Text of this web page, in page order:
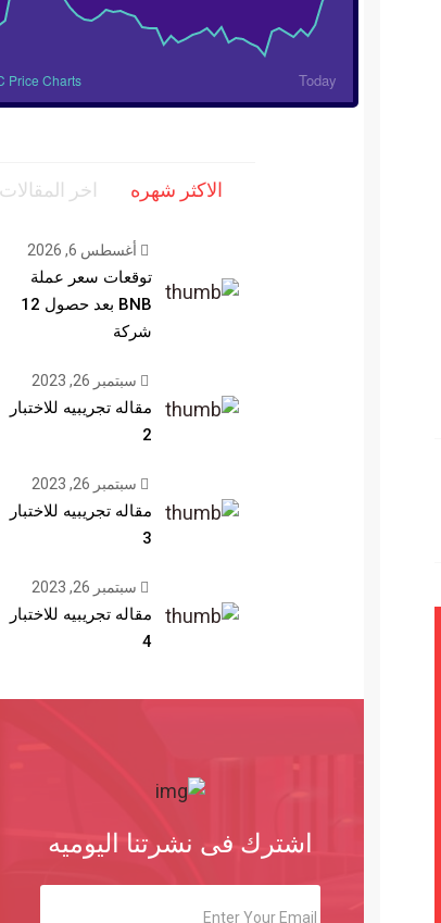
Price Charts Today
الاكثر شهره اخر
أغسطس 6, 2026
توقعات سعر عملة
BNB بعد حصول 12
شركة
سبتمبر 26, 2023
مقاله تجريبيه للاختبار
2
سبتمبر 26, 2023
مقاله تجريبيه للاختبار
3
سبتمبر 26, 2023
مقاله تجريبيه للاختبار
4
اشترك فى نشرتنا اليوميه